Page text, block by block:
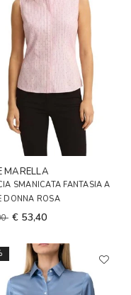
MARELLA
SMANICATA FANTASIA A
DONNA ROSA
€ 53,40